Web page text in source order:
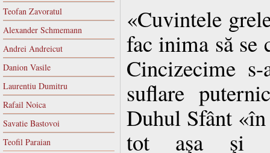
Teofan Zavoratul
Alexander Schmemann
Andrei Andreicut
Danion Vasile
Laurentiu Dumitru
Rafail Noica
Savatie Bastovoi
Teofil Paraian
«Cuvintele
fac inima să se
Cincizecime
suflare
Duhul Sfânt
tot aşa şi